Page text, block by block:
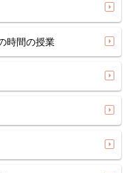
時間の授業